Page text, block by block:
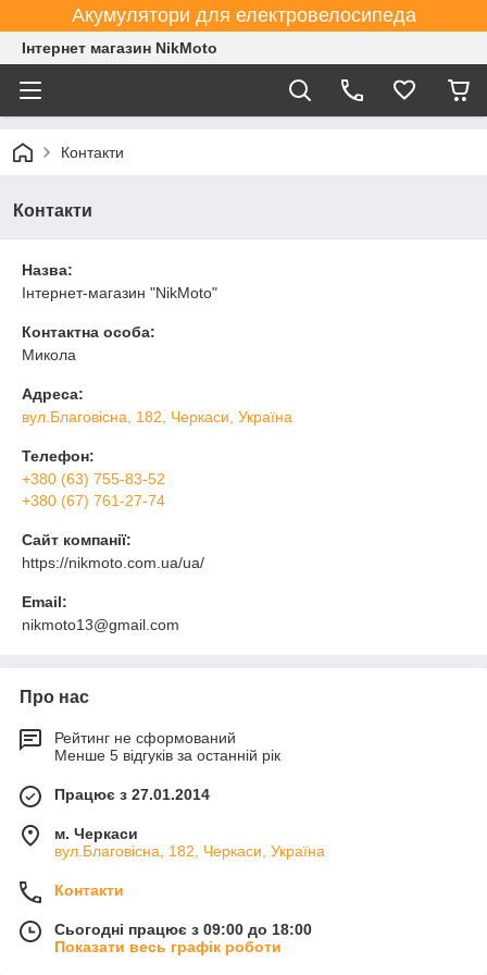
Акумулятори для електровелосипеда
Інтернет магазин NikMoto
Контакти
Контакти
Назва:
Інтернет-магазин "NikMoto"
Контактна особа:
Микола
Адреса:
вул.Благовісна, 182, Черкаси, Україна
Телефон:
+380 (63) 755-83-52
+380 (67) 761-27-74
Сайт компанії:
https://nikmoto.com.ua/ua/
Email:
nikmoto13@gmail.com
Про нас
Рейтинг не сформований
Менше 5 відгуків за останній рік
Працює з 27.01.2014
м. Черкаси
вул.Благовісна, 182, Черкаси, Україна
Контакти
Сьогодні працює з 09:00 до 18:00
Показати весь графік роботи